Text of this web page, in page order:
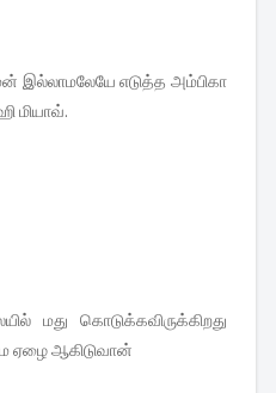
இல்லாமலேயே எடுத்த அம்பிகா
மியாவ்.
மது கொடுக்கவிருக்கிறது
ஏழை ஆகிடுவான்